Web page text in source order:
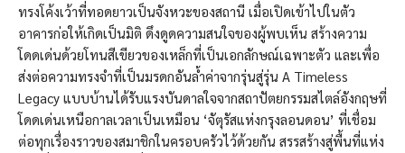
ทรงโค้งเว้าที่ทอดยาวเป็นจังหวะของสถานี เมื่อเปิดเข้าไปในตัว
อาคารก่อให้เกิดเป็นมิติ ดึงดูดความสนใจของผู้พบเห็น สร้างความ
โดดเด่นด้วยโทนสีเขียวของเหล็กที่เป็นเอกลักษณ์เฉพาะตัว และเพื่อ
ส่งต่อความทรงจำที่เป็นมรดกอันล้ำค่าจากรุ่นสู่รุ่น A Timeless
Legacy แบบบ้านได้รับแรงบันดาลใจจากสถาปัตยกรรมสไตล์อังกฤษที่
โดดเด่นเหนือกาลเวลาเป็นเหมือน ‘จัตุรัสแห่งกรุงลอนดอน’ ที่เชื่อม
ต่อทุกเรื่องราวของสมาชิกในครอบครัวไว้ด้วยกัน สรรสร้างสู่พื้นที่แห่ง